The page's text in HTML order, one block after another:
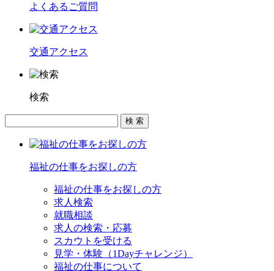
よくあるご質問
交通アクセス
検索
福祉の仕事をお探しの方
福祉の仕事をお探しの方
求人検索
就職相談
求人の検索・応募
スカウトを受ける
見学・体験（1Dayチャレンジ）
福祉の仕事について